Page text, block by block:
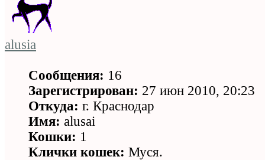
alusia
Сообщения: 16
Зарегистрирован: 27 июн 2010, 20:23
Откуда: г. Краснодар
Имя: alusai
Кошки: 1
Клички кошек: Муся.